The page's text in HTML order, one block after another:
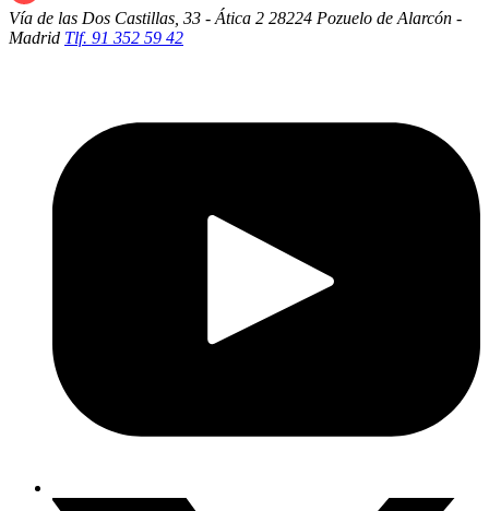
Vía de las Dos Castillas, 33 - Ática 2 28224 Pozuelo de Alarcón -
Madrid Tlf. 91 352 59 42